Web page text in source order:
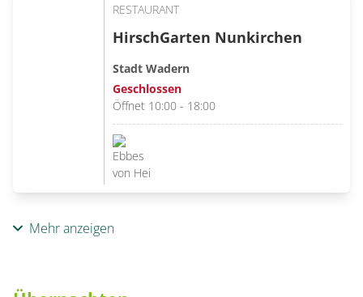
RESTAURANT
HirschGarten Nunkirchen
Stadt Wadern
Geschlossen
Öffnet 10:00 - 18:00
Mehr anzeigen